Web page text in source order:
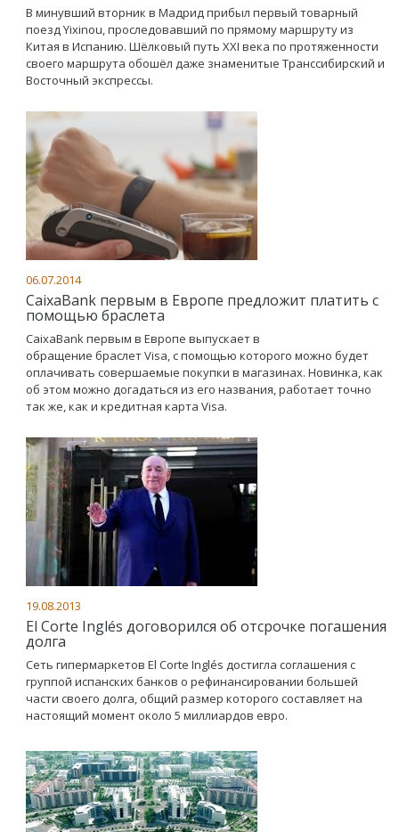
В минувший вторник в Мадрид прибыл первый товарный
поезд Yixinou, проследовавший по прямому маршруту из
Китая в Испанию. Шёлковый путь XXI века по протяженности
своего маршрута обошёл даже знаменитые Транссибирский и
Восточный экспрессы.
06.07.2014
CaixaBank первым в Европе предложит платить с
помощью браслета
CaixaBank первым в Европе выпускает в
обращение браслет Visa, с помощью которого можно будет
оплачивать совершаемые покупки в магазинах. Новинка, как
об этом можно догадаться из его названия, работает точно
так же, как и кредитная карта Visa.
19.08.2013
El Corte Inglés договорился об отсрочке погашения
долга
Сеть гипермаркетов El Corte Inglés достигла соглашения с
группой испанских банков о рефинансировании большей
части своего долга, общий размер которого составляет на
настоящий момент около 5 миллиардов евро.